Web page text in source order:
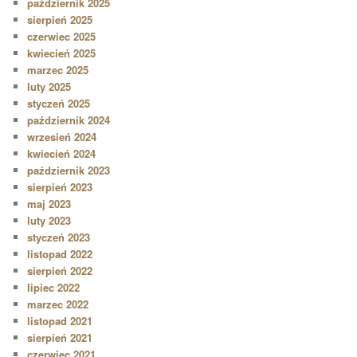
sierpień 2025
czerwiec 2025
kwiecień 2025
marzec 2025
luty 2025
styczeń 2025
październik 2024
wrzesień 2024
kwiecień 2024
październik 2023
sierpień 2023
maj 2023
luty 2023
styczeń 2023
listopad 2022
sierpień 2022
lipiec 2022
marzec 2022
listopad 2021
sierpień 2021